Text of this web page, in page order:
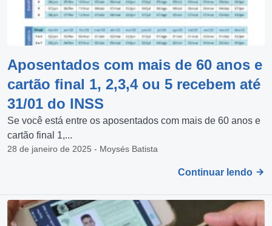
Aposentados com mais de 60 anos e
cartão final 1, 2,3,4 ou 5 recebem até
31/01 do INSS
Se você está entre os aposentados com mais de 60 anos e
cartão final 1,...
28 de janeiro de 2025 - Moysés Batista
Continuar lendo